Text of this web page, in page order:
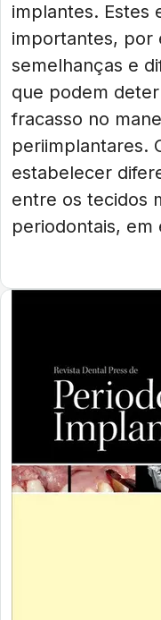
implantes. Estes
importantes, por
semelhanças e
que podem
fracasso no
periimplantares.
estabelecer
entre os tecidos
periodontais, em